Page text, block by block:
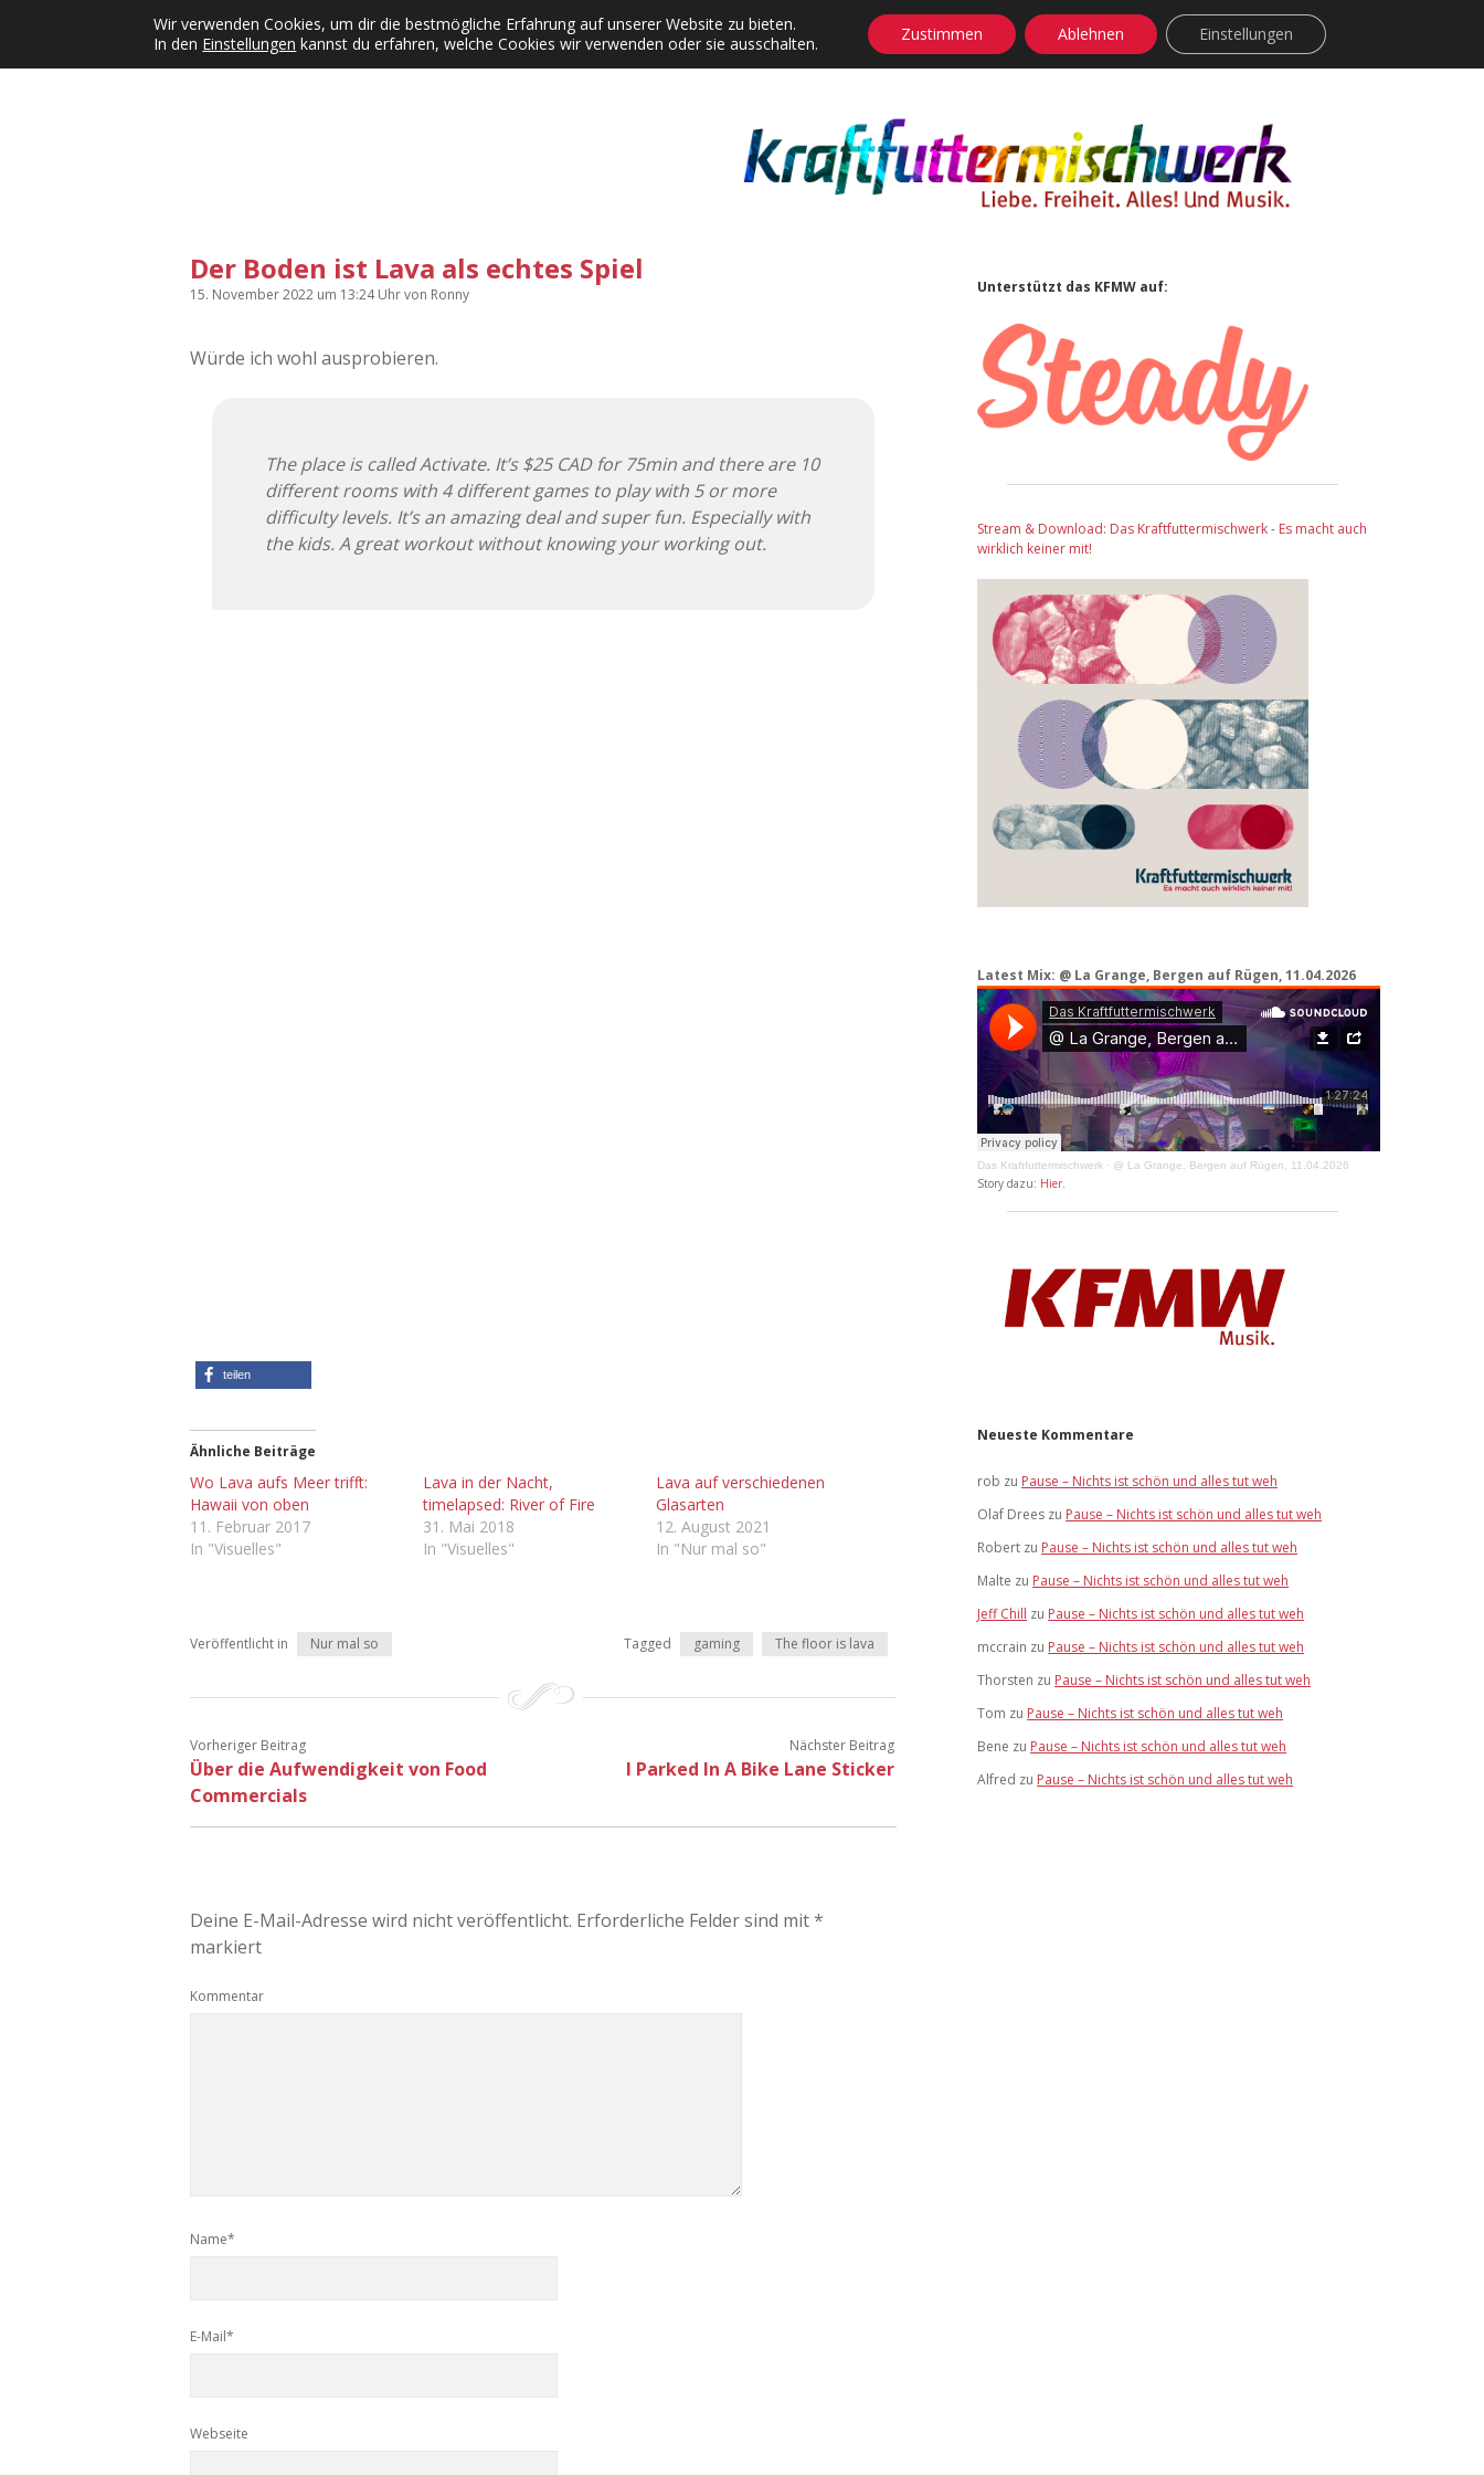
Kategorien Dropdown-Menü öffnen
KFMW-Disco Dates Instagrams Contact Adventskalender Dropdown-Menü öffnen facebook
instagram
rss soundcloud
vimeoBluesky
Der Boden ist Lava als echtes Spiel
15. November 2022 um 13:24 Uhrvon Ronny
Würde ich wohl ausprobieren.
The place is called Activate. It’s $25 CAD for 75min and there are 10
different rooms with 4 different games to play with 5 or more
difficulty levels. It’s an amazing deal and super fun. Especially with
the kids. A great workout without knowing your working out.
teilen
Ähnliche Beiträge
Wo Lava aufs Meer trifft:
Hawaii von oben
11. Februar 2017
In "Visuelles"
Lava in der Nacht,
timelapsed: River of Fire
31. Mai 2018
In "Visuelles"
Lava auf verschiedenen
Glasarten
12. August 2021
In "Nur mal so"
Veröffentlicht in Nur mal so Tagged gaming The floor is lava
Vorheriger Beitrag
Über die Aufwendigkeit von Food
Commercials
Nächster Beitrag
I Parked In A Bike Lane Sticker
Deine E-Mail-Adresse wird nicht veröffentlicht. Erforderliche Felder sind mit*
markiert
Kommentar
Name*
E-Mail*
Webseite
Sidebar
Unterstützt das KFMW auf:
Stream & Download: Das Kraftfuttermischwerk - Es macht auch
wirklich keiner mit!
Latest Mix: @ La Grange, Bergen auf Rügen, 11.04.2026
Das Kraftfuttermischwerk · @ La Grange, Bergen auf Rügen, 11.04.2026
Story dazu: Hier.
Neueste Kommentare
rob zu Pause – Nichts ist schön und alles tut weh
Olaf Drees zu Pause – Nichts ist schön und alles tut weh
Robert zu Pause – Nichts ist schön und alles tut weh
Malte zu Pause – Nichts ist schön und alles tut weh
Jeff Chill zu Pause – Nichts ist schön und alles tut weh
mccrain zu Pause – Nichts ist schön und alles tut weh
Thorsten zu Pause – Nichts ist schön und alles tut weh
Tom zu Pause – Nichts ist schön und alles tut weh
Bene zu Pause – Nichts ist schön und alles tut weh
Alfred zu Pause – Nichts ist schön und alles tut weh
Wir verwenden Cookies, um dir die bestmögliche Erfahrung auf unserer Website zu bieten.
In den Einstellungen kannst du erfahren, welche Cookies wir verwenden oder sie ausschalten. Zustimmen Ablehnen Einstellungen